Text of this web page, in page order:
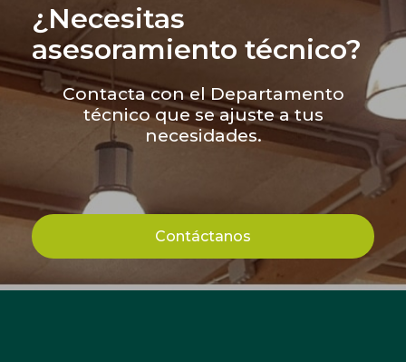
¿Necesitas
asesoramiento técnico?
Contacta con el Departamento
técnico que se ajuste a tus
necesidades.
Contáctanos